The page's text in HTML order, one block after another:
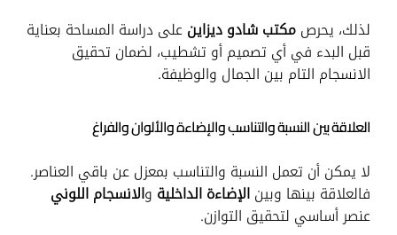
لذلك، يحرصمكتب شادو ديزاينعلى دراسة المساحة بعناية
قبل البدء في أي تصميم أو تشطيب، لضمان تحقيق
الانسجام التام بين الجمال والوظيفة.
العلاقة بين النسبة والتناسب والإضاءة والألوان والفراغ
لا يمكن أن تعمل النسبة والتناسب بمعزل عن باقي العناصر.
فالعلاقة بينها وبينالإضاءة الداخلية والانسجام اللوني
عنصر أساسي لتحقيق التوازن.